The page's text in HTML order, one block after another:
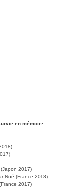
en mémoire
2017)
Noé (France 2018)
2017)